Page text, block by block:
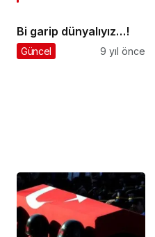
Bi garip dünyalıyız…!
Güncel 9 yıl önce